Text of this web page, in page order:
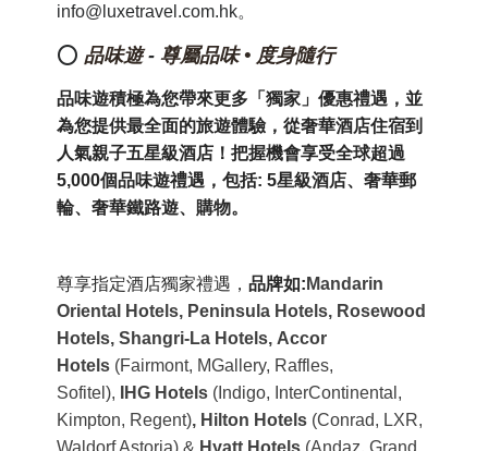
info@luxetravel.com.hk。
⭕ 品味遊-尊屬品味 • 度身隨行
品味遊積極為您帶來更多「獨家」優惠禮遇，並
為您提供最全面的旅遊體驗 ，從奢華酒店住宿到
人氣親子五星級酒店 ！把握機會享受全球超過
5,000個品味遊禮遇，包括: 5星級酒店、奢華郵
輪、奢華鐵路遊、購物。
尊享指定酒店獨家禮遇，品牌如: Mandarin
Oriental Hotels, Peninsula Hotels, Rosewood
Hotels, Shangri-La Hotels, Accor
Hotels (Fairmont, MGallery, Raffles,
Sofitel), IHG Hotels (Indigo, InterContinental,
Kimpton, Regent), Hilton Hotels (Conrad, LXR,
Waldorf Astoria) & Hyatt Hotels (Andaz, Grand